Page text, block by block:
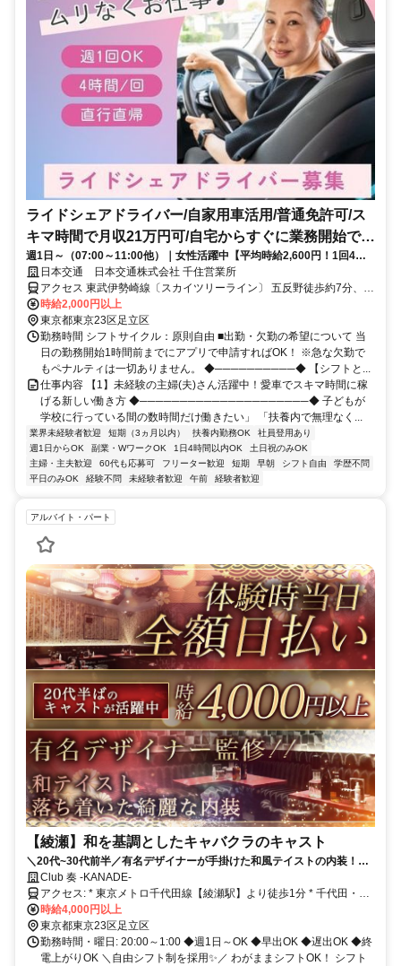
ライドシェアドライバー/自家用車活用/普通免許可/ス
キマ時間で月収21万円可/自宅からすぐに業務開始でき
る
週1日～（07:00～11:00他）｜女性活躍中【平均時給2,600円！1回4時
間・愛車で直行直帰】ライドシェアのドライバー◎週1回・4時間でOK
なのでスキマ時間に！当日の急なシフト変更も調整OK！
日本交通 日本交通株式会社 千住営業所
アクセス 東武伊勢崎線〔スカイツリーライン〕 五反野徒歩約7分、東
武伊勢崎線〔スカイツリーライン〕 小菅徒歩約9分、東京メトロ千代
田線 綾瀬西口徒歩約15分
時給2,000円以上
東京都東京23区足立区
勤務時間 シフトサイクル：原則自由 ■出勤・欠勤の希望について 当
日の勤務開始1時間前までにアプリで申請すればOK！ ※急な欠勤で
もペナルティは一切ありません。 ◆──────────◆ 【シフトと...
仕事内容 【1】未経験の主婦(夫)さん活躍中！愛車でスキマ時間に稼
げる新しい働き方 ◆─────────────────────◆ 子どもが
学校に行っている間の数時間だけ働きたい」 「扶養内で無理なく...
業界未経験者歓迎 短期（3ヵ月以内） 扶養内勤務OK
社員登用あり
週1日からOK
副業・WワークOK 1日4時間以内OK
土日祝のみOK
主婦・主夫歓迎
60代も応募可 フリーター歓迎 短期 早朝 シフト自由
学歴不問
平日のみOK
経験不問 未経験者歓迎 午前 経験者歓迎
アルバイト・パート
【綾瀬】和を基調としたキャバクラのキャスト
＼20代~30代前半／有名デザイナーが手掛けた和風テイストの内装！駅
チカのキャバクラでナイトワークデビューしませんか？
Club 奏 -KANADE-
アクセス: * 東京メトロ千代田線【綾瀬駅】より徒歩1分 * 千代田・常
磐各駅停車【綾瀬駅】より徒歩1分 * 東武伊勢崎・大師線【小菅駅】
より徒歩16分
時給4,000円以上
東京都東京23区足立区
勤務時間・曜日: 20:00～1:00 ◆週1日～OK ◆早出OK ◆遅出OK ◆終
電上がりOK ＼自由シフト制を採用✨／ わがままシフトOK！ シフト